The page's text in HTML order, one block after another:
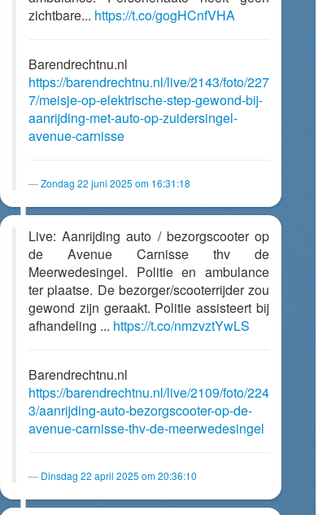
zichtbare... https://t.co/gogHCnfVHA
Barendrechtnu.nl
https://barendrechtnu.nl/live/2143/foto/227
7/meisje-op-elektrische-step-gewond-bij-
aanrijding-met-auto-op-zuidersingel-
avenue-carnisse
Zondag 22 juni 2025 om 16:31:18
Live: Aanrijding auto / bezorgscooter op
de Avenue Carnisse thv de
Meerwedesingel. Politie en ambulance
ter plaatse. De bezorger/scooterrijder zou
gewond zijn geraakt. Politie assisteert bij
afhandeling ... https://t.co/nmzvztYwLS
Barendrechtnu.nl
https://barendrechtnu.nl/live/2109/foto/224
3/aanrijding-auto-bezorgscooter-op-de-
avenue-carnisse-thv-de-meerwedesingel
Dinsdag 22 april 2025 om 20:36:10